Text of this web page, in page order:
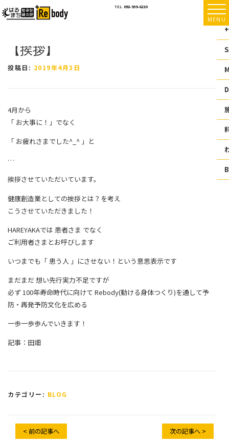
ン
TEL. 092-939-6220
MENU
【挨拶】
投稿日: 2019年4月3日
4月から
「 お大事に！」でなく
「 お疲れさまでした^_^ 」と
…
挨拶させていただいています。
健康創造業としての挨拶とは？を考え
こうさせていただきました！
HAREYAKAでは 患者さま でなく
ご利用者さまとお呼びします
いつまでも「 患う人 」にさせない！という意思表示です
まだまだ 想い先行実力不足ですが
必ず 100年寿命時代に向けて Rebody(動ける身体つくり)を通して予
防・再発予防文化を広める
一歩一歩歩んでいきます！
記事：田畑
カテゴリー: BLOG
< 前の記事へ 次の記事へ >